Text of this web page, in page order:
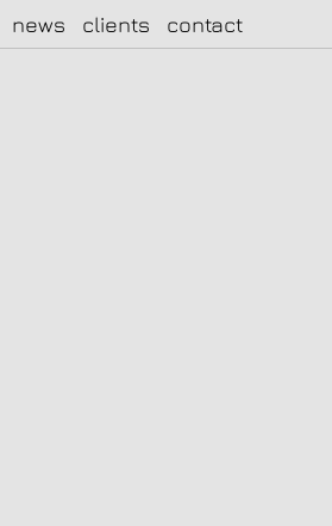
news clients contact
|